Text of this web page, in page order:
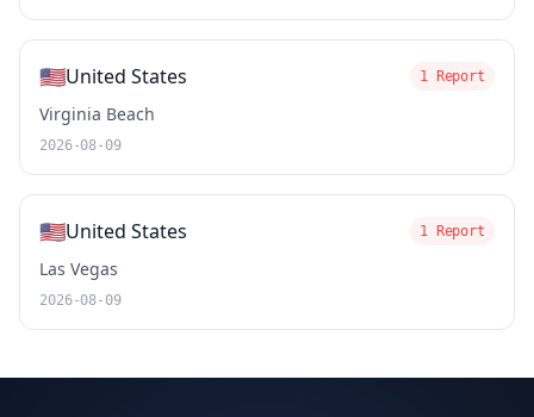
🇺🇸United States 1 Report
Virginia Beach
2026-08-09
🇺🇸United States 1 Report
Las Vegas
2026-08-09